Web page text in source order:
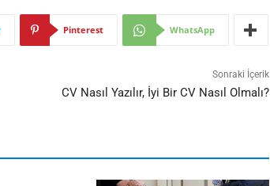
Pinterest WhatsApp
Sonraki İçerik
CV Nasıl Yazılır, İyi Bir CV Nasıl Olmalı?